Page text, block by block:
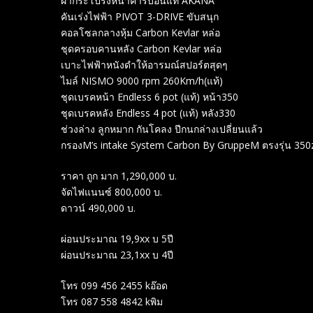
คันเร่งไฟฟ้า PIVOT 3-DRIVE ขับสนุก
คอลโซลกลางหุ้ม Carbon Kevlar หล่อ
ชุดครอบคานหลัง Carbon Kevlar หล่อ
เบาะไฟฟ้าหนังดำให้อารมณ์สปอร์ตสุดๆ
ไมล์ NISMO 9000 rpm 260Km/h(แท้)
ชุดเบรคหน้า Endless 6 pot (แท้) หน้า350
ชุดเบรคหลัง Endless 4 pot (แท้) หลัง330
ช่วงล่าง ลูกหมาก กันโคลง ปีกนกล่างเปลี่ยนแล้ว
กรองM’s intake System Carbon By GruppeM ตรงรุ่น
ราคา ถูก มาก 1,290,000 บ.
จัดไฟแนนซ์ 800,000 บ.
ดาวน์ 490,000 บ.
ผ่อนประมาณ 19,9xx บ 5ปี
ผ่อนประมาณ 23,1xx บ 4ปี
โทร 099 456 2455 kอ๊อด
โทร 087 558 4842 kพิม